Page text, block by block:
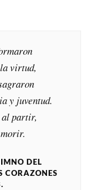
virtud,
y juventud.
al partir,
DEL
CORAZONES